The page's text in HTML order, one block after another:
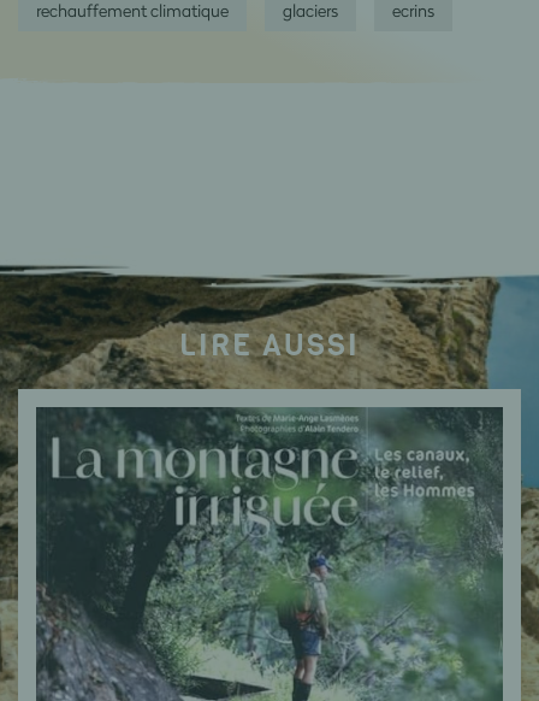
rechauffement climatique glaciers ecrins
LIRE AUSSI